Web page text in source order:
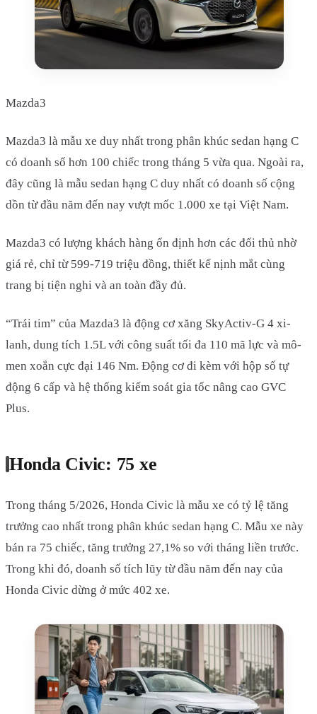
Mazda3
Mazda3 là mẫu xe duy nhất trong phân khúc sedan hạng C
có doanh số hơn 100 chiếc trong tháng 5 vừa qua. Ngoài ra,
đây cũng là mẫu sedan hạng C duy nhất có doanh số cộng
dồn từ đầu năm đến nay vượt mốc 1.000 xe tại Việt Nam.
Mazda3 có lượng khách hàng ổn định hơn các đối thủ nhờ
giá rẻ, chỉ từ 599-719 triệu đồng, thiết kế nịnh mắt cùng
trang bị tiện nghi và an toàn đầy đủ.
“Trái tim” của Mazda3 là động cơ xăng SkyActiv-G 4 xi-
lanh, dung tích 1.5L với công suất tối đa 110 mã lực và mô-
men xoắn cực đại 146 Nm. Động cơ đi kèm với hộp số tự
động 6 cấp và hệ thống kiểm soát gia tốc nâng cao GVC
Plus.
Honda Civic: 75 xe
Trong tháng 5/2026, Honda Civic là mẫu xe có tỷ lệ tăng
trưởng cao nhất trong phân khúc sedan hạng C. Mẫu xe này
bán ra 75 chiếc, tăng trưởng 27,1% so với tháng liền trước.
Trong khi đó, doanh số tích lũy từ đầu năm đến nay của
Honda Civic dừng ở mức 402 xe.